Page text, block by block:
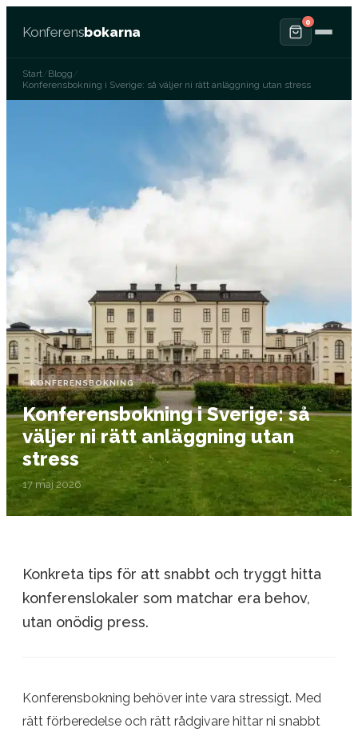
Konferensbokarna
0
Start Blogg
Konferensbokning i Sverige: så väljer ni rätt anläggning utan stress
KONFERENSBOKNING
Konferensbokning i Sverige: så
väljer ni rätt anläggning utan
stress
17 maj 2026
Konkreta tips för att snabbt och tryggt hitta
konferenslokaler som matchar era behov,
utan onödig press.
Konferensbokning behöver inte vara stressigt. Med
rätt förberedelse och rätt rådgivare hittar ni snabbt